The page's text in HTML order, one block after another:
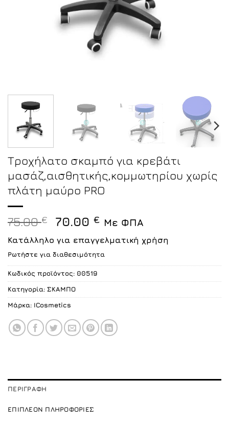
Τροχήλατο σκαμπό για κρεβάτι
μασάζ,αισθητικής,κομμωτηρίου χωρίς
πλάτη μαύρο PRO
75.00€
Original
was:
75.00 €.
70.00€Η
τρέχουσα
τιμή
είναι:
70.00 €.
Με ΦΠΑ
Κατάλληλο για επαγγελματική χρήση
Ρωτήστε για διαθεσιμότητα
Κωδικός προϊόντος: 00519
Κατηγορία: ΣΚΑΜΠO
Μάρκα: ICosmetics
ΠΕΡΙΓΡΑΦΉ
ΕΠΙΠΛΈΟΝ ΠΛΗΡΟΦΟΡΊΕΣ